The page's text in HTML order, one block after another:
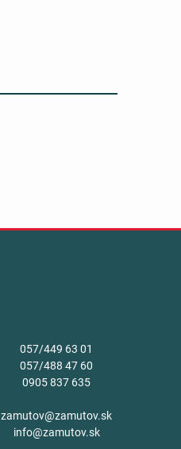
057/449 63 01
057/488 47 60
0905 837 635
zamutov@zamutov.sk
info@zamutov.sk